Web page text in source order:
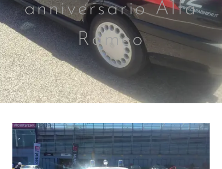
anniversario Alfa
Romeo